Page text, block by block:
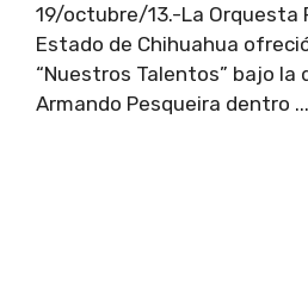
19/octubre/13.-La Orquesta
Estado de Chihuahua
“Nuestros Talentos” bajo la
Armando Pesqueira dentro ...